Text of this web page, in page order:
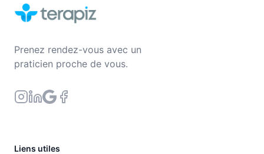
Prenez rendez-vous avec un
praticien proche de vous.
Liens utiles